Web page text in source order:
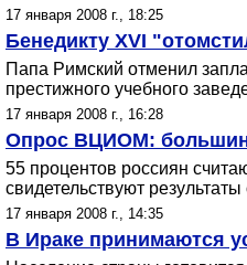
17 января 2008 г., 18:25
Бенедикту XVI
Папа Римский отменил
престижного учебного
17 января 2008 г., 16:28
Опрос ВЦИОМ:
55 процентов россиян
свидетельствуют
17 января 2008 г., 14:35
В Ираке принимаются